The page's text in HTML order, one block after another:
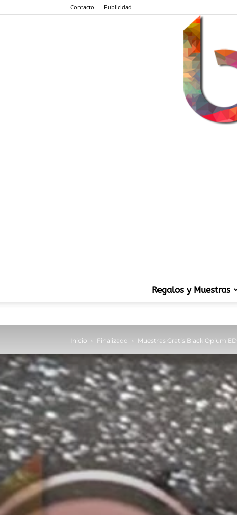
Contacto Publicidad
Regalos y Muestras
Inicio Finalizado Muestras Gratis Black Opium